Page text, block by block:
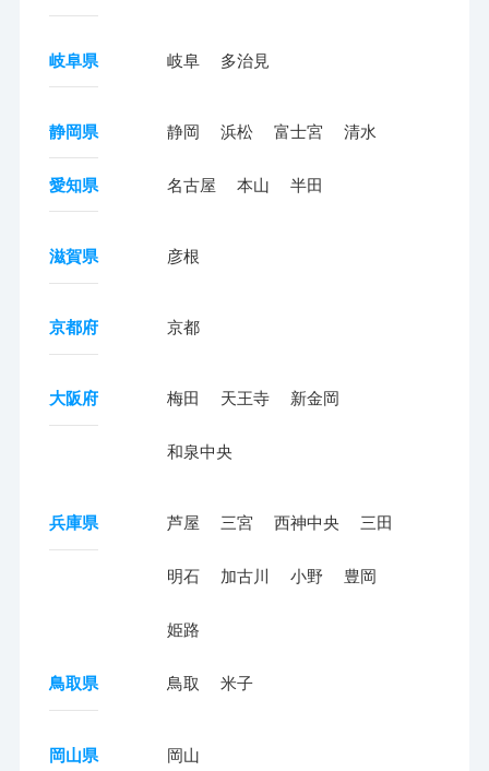
岐阜県 岐阜 多治見
静岡県 静岡 浜松 富士宮 清水
愛知県 名古屋 本山 半田
滋賀県 彦根
京都府 京都
大阪府 梅田 天王寺 新金岡
和泉中央
兵庫県 芦屋 三宮 西神中央 三田
明石 加古川 小野 豊岡
姫路
鳥取県 鳥取 米子
岡山県 岡山